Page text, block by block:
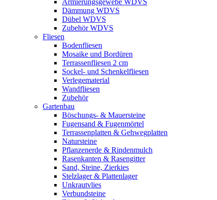
Armierungsgewebe WDVS
Dämmung WDVS
Dübel WDVS
Zubehör WDVS
Fliesen
Bodenfliesen
Mosaike und Bordüren
Terrassenfliesen 2 cm
Sockel- und Schenkelfliesen
Verlegematerial
Wandfliesen
Zubehör
Gartenbau
Böschungs- & Mauersteine
Fugensand & Fugenmörtel
Terrassenplatten & Gehwegplatten
Natursteine
Pflanzenerde & Rindenmulch
Rasenkanten & Rasengitter
Sand, Steine, Zierkies
Stelzlager & Plattenlager
Unkrautvlies
Verbundsteine